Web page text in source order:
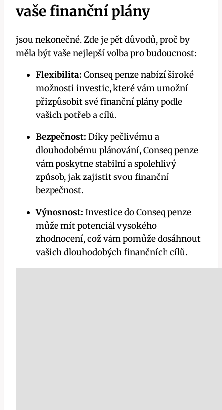
vaše finanční plány
jsou nekonečné. Zde je pět důvodů, proč by
měla být vaše nejlepší volba pro budoucnost:
Flexibilita: Conseq penze nabízí široké
možnosti investic, které vám umožní
přizpůsobit své finanční plány podle
vašich potřeb a cílů.
Bezpečnost: Díky pečlivému a
dlouhodobému plánování, Conseq penze
vám poskytne stabilní a spolehlivý
způsob, jak zajistit svou finanční
bezpečnost.
Výnosnost: Investice do Conseq penze
může mít potenciál vysokého
zhodnocení, což vám pomůže dosáhnout
vašich dlouhodobých finančních cílů.